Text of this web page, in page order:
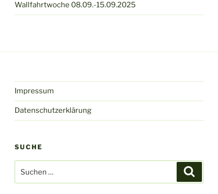
Wallfahrtwoche 08.09.-15.09.2025
Impressum
Datenschutzerklärung
SUCHE
nach: